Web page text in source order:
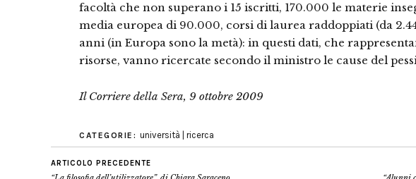
facoltà che non superano i 15 iscritti, 170.000 le materie
media europea di 90.000, corsi di laurea raddop­piati (da
anni (in Europa sono la me­tà): in questi dati, che
risor­se, vanno ricercate secondo il ministro le cause del
Il Corriere della Sera, 9 ottobre 2009
CATEGORIE: università | ricerca
ARTICOLO PRECEDENTE